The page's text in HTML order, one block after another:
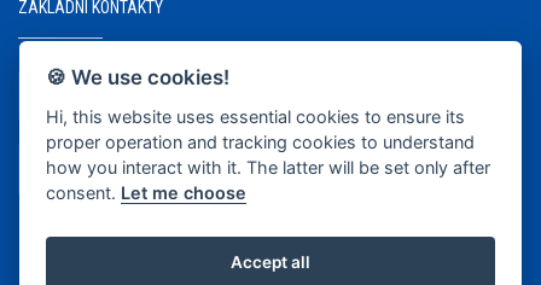
ZÁKLADNÍ KONTAKTY
+420 737 218 679
info@bkopava.cz
www.bkopava.cz
🍪 We use cookies!
Hi, this website uses essential cookies to ensure its
proper operation and tracking cookies to understand
how you interact with it. The latter will be set only after
consent. Let me choose
Accept all